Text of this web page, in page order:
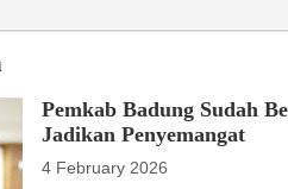
Pemkab Badung Sudah
Jadikan Penyemangat
4 February 2026